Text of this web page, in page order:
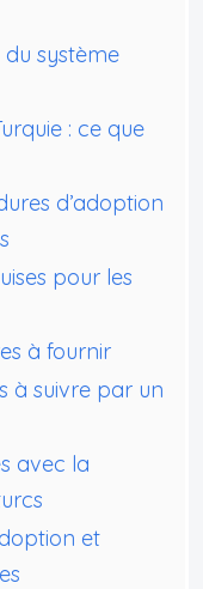
du système
: ce que
d’adoption
pour les
à fournir
à suivre par un
avec la
et